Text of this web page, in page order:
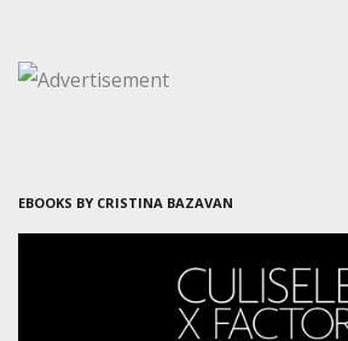
EBOOKS BY CRISTINA BAZAVAN